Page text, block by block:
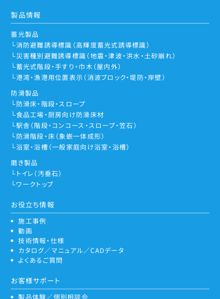
製品情報
蓄光製品
消防避難誘導標識（高輝度蓄光式誘導標識）
災害種別避難誘導標識（地震・津波・洪水・土砂崩れ）
蓄光式階段・手すり・巾木（屋内外）
港湾・漁港用位置表示（消波ブロック・堤防・岸壁）
防滑製品
防滑床・階段・スロープ
食品工場・厨房向け防滑床材
駅舎（階段・コンコース・スロープ・笠石）
防滑階段・床（象嵌一体成形）
浴室・浴槽（一般家庭向け浴室・浴槽）
磨き製品
トイレ（汚垂石）
ワークトップ
お役立ち情報
施工事例
動画
技術情報・仕様
カタログ／マニュアル／CADデータ
よくあるご質問
お客様サポート
製品体験／個別相談会